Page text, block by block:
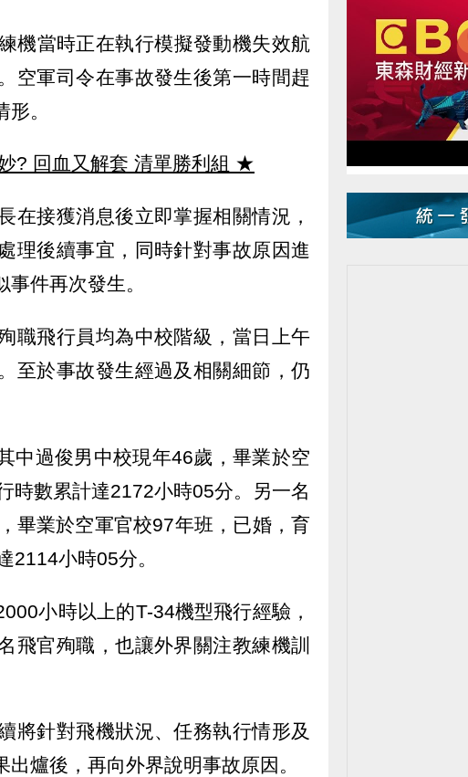
機當時正在執行模擬發動機失效航
空軍司令在事故發生後第一時間趕
。
? 回血又解套 清單勝利組 ★
在接獲消息後立即掌握相關情況，
理後續事宜，同時針對事故原因進
件再次發生。
職飛行員均為中校階級，當日上午
至於事故發生經過及相關細節，仍
中過俊男中校現年46歲，畢業於空
時數累計達2172小時05分。另一名
畢業於空軍官校97年班，已婚，育
2114小時05分。
小時以上的T-34機型飛行經驗，
飛官殉職，也讓外界關注教練機訓
將針對飛機狀況、任務執行情形及
爐後，再向外界說明事故原因。